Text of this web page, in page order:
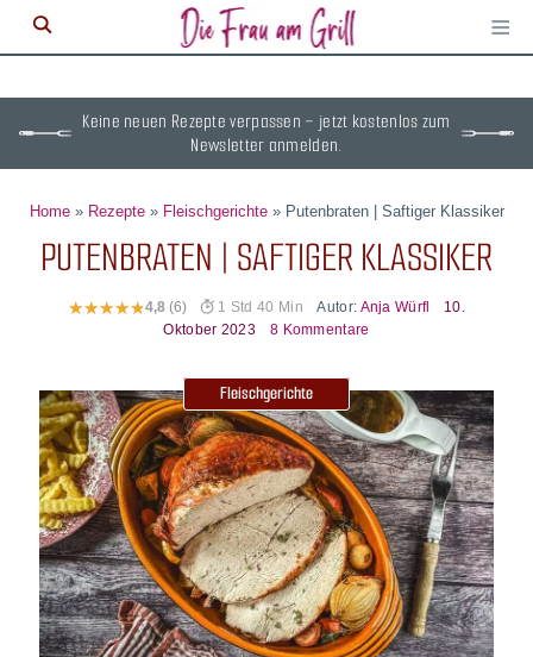
≡
Keine neuen Rezepte verpassen – jetzt kostenlos zum
Newsletter anmelden.
Home» Rezepte» Fleischgerichte» Putenbraten | Saftiger Klassiker
PUTENBRATEN | SAFTIGER KLASSIKER
4,8 (6) 1 Std 40 Min Autor: Anja Würfl
10.
Oktober 2023
8 Kommentare
Fleischgerichte